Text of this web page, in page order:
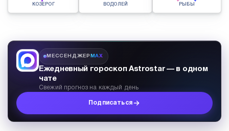
КОЗЕРОГ ВОДОЛЕЙ РЫБЫ
МЕССЕНДЖЕР MAX
Ежедневный гороскоп Astrostar — в одном
чате
Свежий прогноз на каждый день
Подписаться